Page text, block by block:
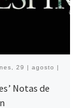
29 | agosto |
Notas de